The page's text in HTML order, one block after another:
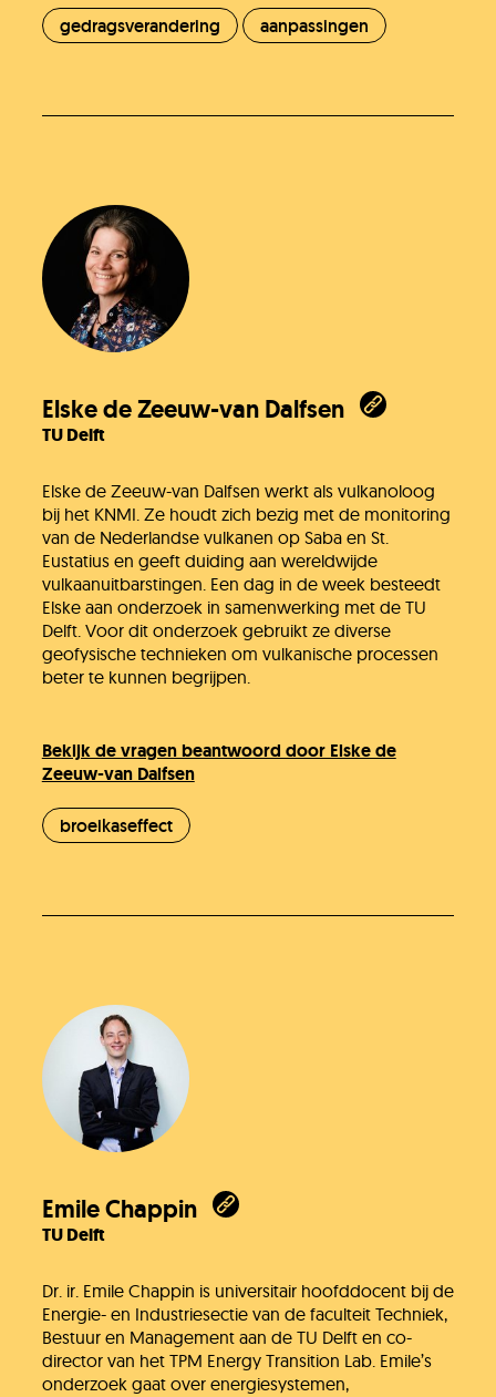
gedragsverandering aanpassingen
Elske de Zeeuw-van Dalfsen
TU Delft
Elske de Zeeuw-van Dalfsen werkt als vulkanoloog
bij het KNMI. Ze houdt zich bezig met de monitoring
van de Nederlandse vulkanen op Saba en St.
Eustatius en geeft duiding aan wereldwijde
vulkaanuitbarstingen. Een dag in de week besteedt
Elske aan onderzoek in samenwerking met de TU
Delft. Voor dit onderzoek gebruikt ze diverse
geofysische technieken om vulkanische processen
beter te kunnen begrijpen.
Bekijk de vragen beantwoord door Elske de
Zeeuw-van Dalfsen
broeikaseffect
Emile Chappin
TU Delft
Dr. ir. Emile Chappin is universitair hoofddocent bij de
Energie- en Industriesectie van de faculteit Techniek,
Bestuur en Management aan de TU Delft en co-
director van het TPM Energy Transition Lab. Emile’s
onderzoek gaat over energiesystemen,